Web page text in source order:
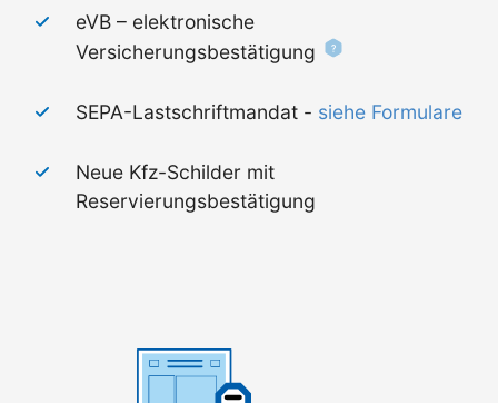
eVB – elektronische
Versicherungsbestätigung
SEPA-Lastschriftmandat - siehe Formulare
Neue Kfz-Schilder mit
Reservierungsbestätigung